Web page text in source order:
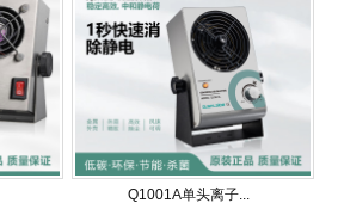
Q1001A单头离子...